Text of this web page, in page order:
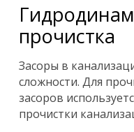
прочистка
Засоры в
сложности. Для
засоров
прочистки